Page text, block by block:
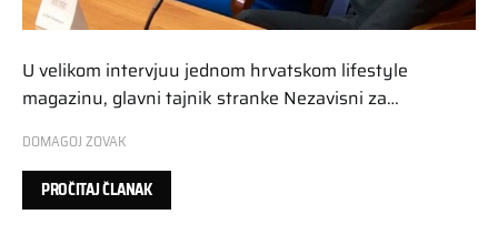
U velikom intervjuu jednom hrvatskom lifestyle
magazinu, glavni tajnik stranke Nezavisni za…
DOMAGOJ ZOVAK
PROČITAJ ČLANAK